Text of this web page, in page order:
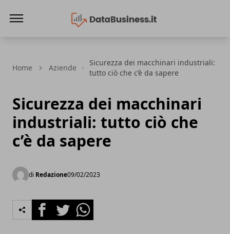
Home Aziende
Sicurezza dei macchinari industriali:
tutto ciò che c’è da sapere
Sicurezza dei macchinari
industriali: tutto ciò che
c’è da sapere
di Redazione09/02/2023
FacebookTwitterWhatsapp